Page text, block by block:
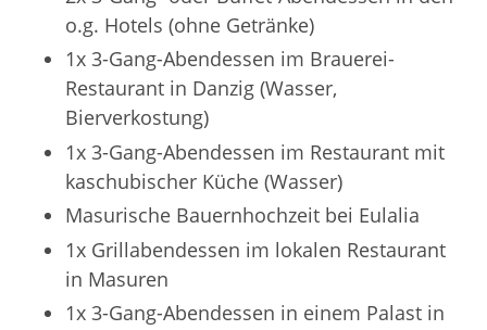
o.g. Hotels (ohne Getränke)
1x 3-Gang-Abendessen im Brauerei-
Restaurant in Danzig (Wasser,
Bierverkostung)
1x 3-Gang-Abendessen im Restaurant mit
kaschubischer Küche (Wasser)
Masurische Bauernhochzeit bei Eulalia
1x Grillabendessen im lokalen Restaurant
in Masuren
1x 3-Gang-Abendessen in einem Palast in